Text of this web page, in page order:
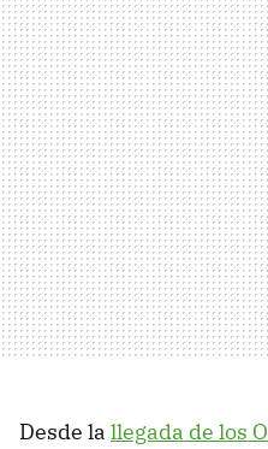
Desde la llegada de los